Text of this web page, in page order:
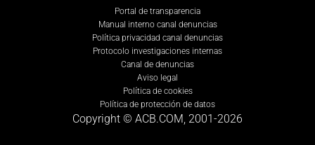
Portal de transparencia
Manual interno canal denuncias
Política privacidad canal denuncias
Protocolo investigaciones internas
Canal de denuncias
Aviso legal
Política de cookies
Política de protección de datos
Copyright © ACB.COM, 2001-2026